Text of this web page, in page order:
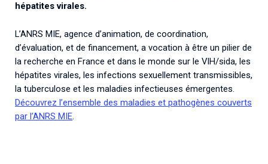
hépatites virales.
L’ANRS MIE, agence d’animation, de coordination,
d’évaluation, et de financement, a vocation à être un pilier de
la recherche en France et dans le monde sur le VIH/sida, les
hépatites virales, les infections sexuellement transmissibles,
la tuberculose et les maladies infectieuses émergentes.
Découvrez l’ensemble des maladies et pathogènes couverts
par l’ANRS MIE.